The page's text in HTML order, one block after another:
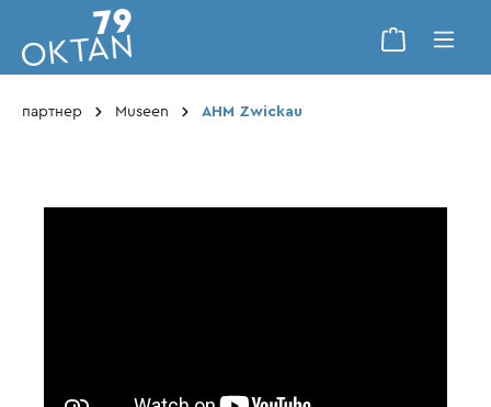
партнер Museen AHM Zwickau